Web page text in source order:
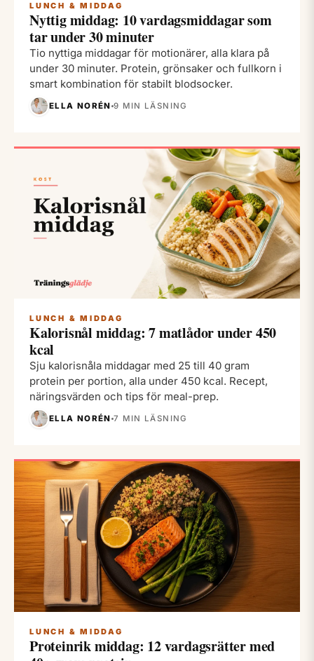
LUNCH & MIDDAG
Nyttig middag: 10 vardagsmiddagar som
tar under 30 minuter
Tio nyttiga middagar för motionärer, alla klara på
under 30 minuter. Protein, grönsaker och fullkorn i
smart kombination för stabilt blodsocker.
ELLA NORÉN 9 MIN LÄSNING
LUNCH & MIDDAG
Kalorisnål middag: 7 matlådor under 450
kcal
Sju kalorisnåla middagar med 25 till 40 gram
protein per portion, alla under 450 kcal. Recept,
näringsvärden och tips för meal-prep.
ELLA NORÉN 7 MIN LÄSNING
LUNCH & MIDDAG
Proteinrik middag: 12 vardagsrätter med